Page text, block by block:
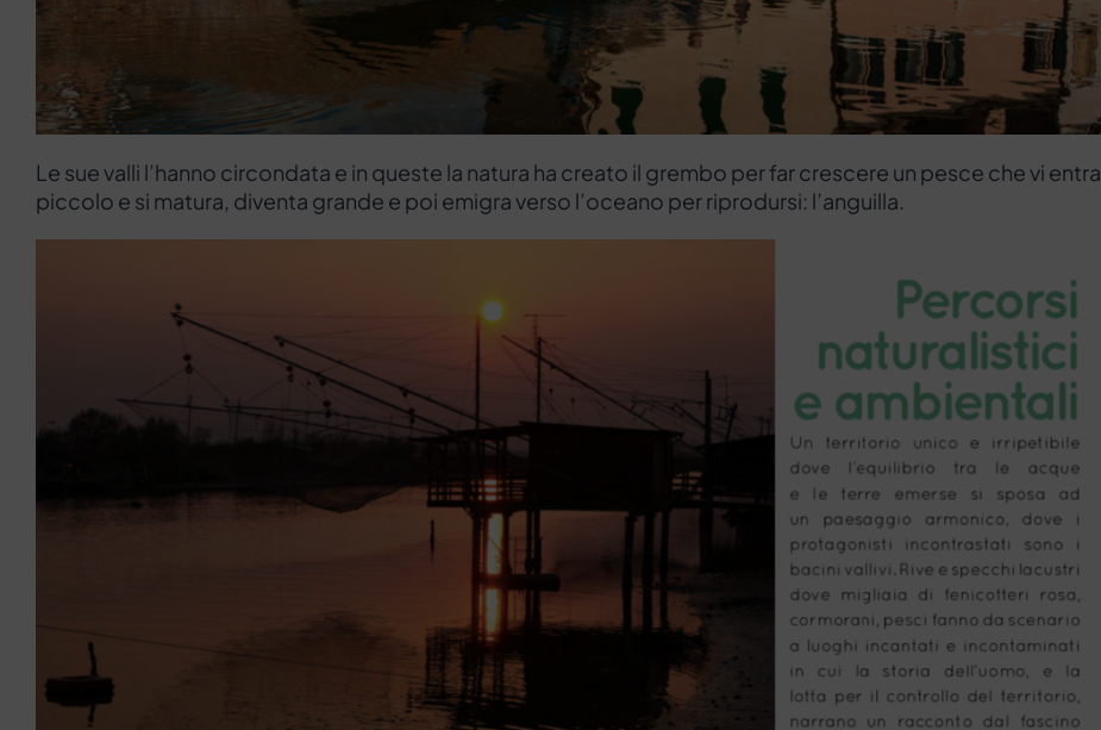
Le sue valli l’hanno circondata e in queste la natura ha creato il grembo per far crescere un pesce che vi entra
piccolo e si matura, diventa grande e poi emigra verso l’oceano per riprodursi: l’anguilla.